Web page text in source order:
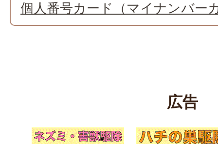
個人番号カード（マイナンバー
広告